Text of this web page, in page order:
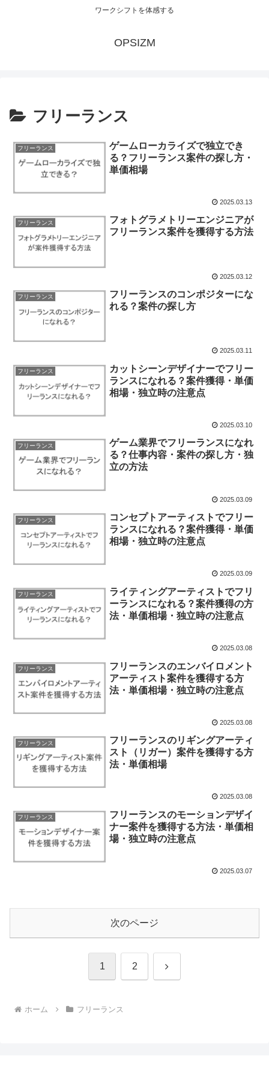
ワークシフトを体感する
OPSIZM
フリーランス
フリーランス
ゲームローカライズで独立でき
る？フリーランス案件の探し方・
単価相場
2025.03.13
フリーランス
フォトグラメトリーエンジニアが
フリーランス案件を獲得する方法
2025.03.12
フリーランス
フリーランスのコンポジターにな
れる？案件の探し方
2025.03.11
フリーランス
カットシーンデザイナーでフリー
ランスになれる？案件獲得・単価
相場・独立時の注意点
2025.03.10
フリーランス
ゲーム業界でフリーランスになれ
る？仕事内容・案件の探し方・独
立の方法
2025.03.09
フリーランス
コンセプトアーティストでフリー
ランスになれる？案件獲得・単価
相場・独立時の注意点
2025.03.09
フリーランス
ライティングアーティストでフリ
ーランスになれる？案件獲得の方
法・単価相場・独立時の注意点
2025.03.08
フリーランス
フリーランスのエンバイロメント
アーティスト案件を獲得する方
法・単価相場・独立時の注意点
2025.03.08
フリーランス
フリーランスのリギングアーティ
スト（リガー）案件を獲得する方
法・単価相場
2025.03.08
フリーランス
フリーランスのモーションデザイ
ナー案件を獲得する方法・単価相
場・独立時の注意点
2025.03.07
次のページ
1 2 次
ホーム フリーランス